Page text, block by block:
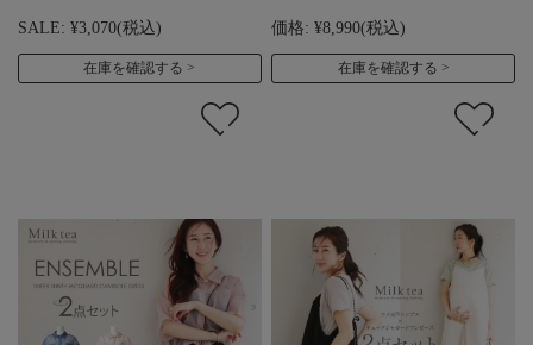
SALE: ¥3,070(税込)
在庫を確認する
価格: ¥8,990(税込)
在庫を確認する